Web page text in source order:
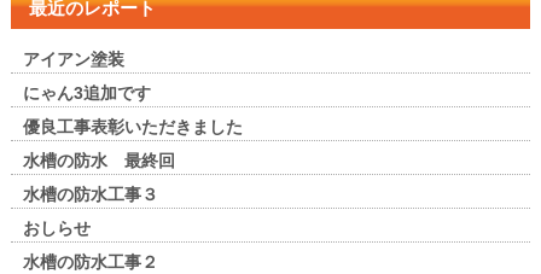
最近のレポート
アイアン塗装
にゃん3追加です
優良工事表彰いただきました
水槽の防水 最終回
水槽の防水工事３
おしらせ
水槽の防水工事２